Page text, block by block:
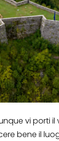
vi porti il
bene il